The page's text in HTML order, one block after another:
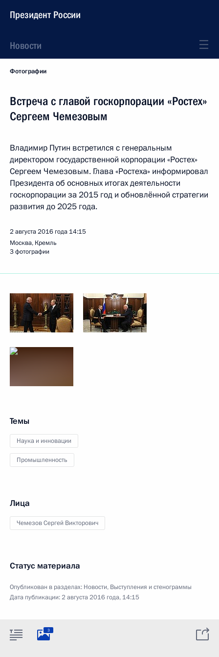
Президент России
Новости
Фотографии
Встреча с главой госкорпорации «Ростех»
Сергеем Чемезовым
Владимир Путин встретился с генеральным
директором государственной корпорации «Ростех»
Сергеем Чемезовым. Глава «Ростеха» информировал
Президента об основных итогах деятельности
госкорпорации за 2015 год и обновлённой стратегии
развития до 2025 года.
2 августа 2016 года 14:15
Москва, Кремль
3 фотографии
Темы
Наука и инновации
Промышленность
Лица
Чемезов Сергей Викторович
Статус материала
Опубликован в разделах: Новости, Выступления и стенограммы
Дата публикации:2 августа 2016 года, 14:15
3